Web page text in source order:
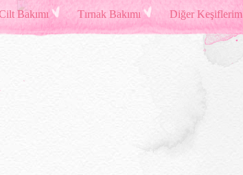
Bakımı Tırnak Bakımı Diğer Keşiflerim